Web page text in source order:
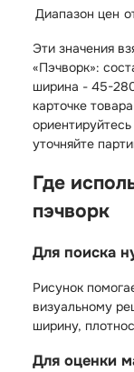
Диапазон цен
Эти значения
«Пэчворк»:
ширина - 45-
карточке
уточняйте
Где
пэчворк
Для поиска
Рисунок
визуальному
ширину,
Для оценки